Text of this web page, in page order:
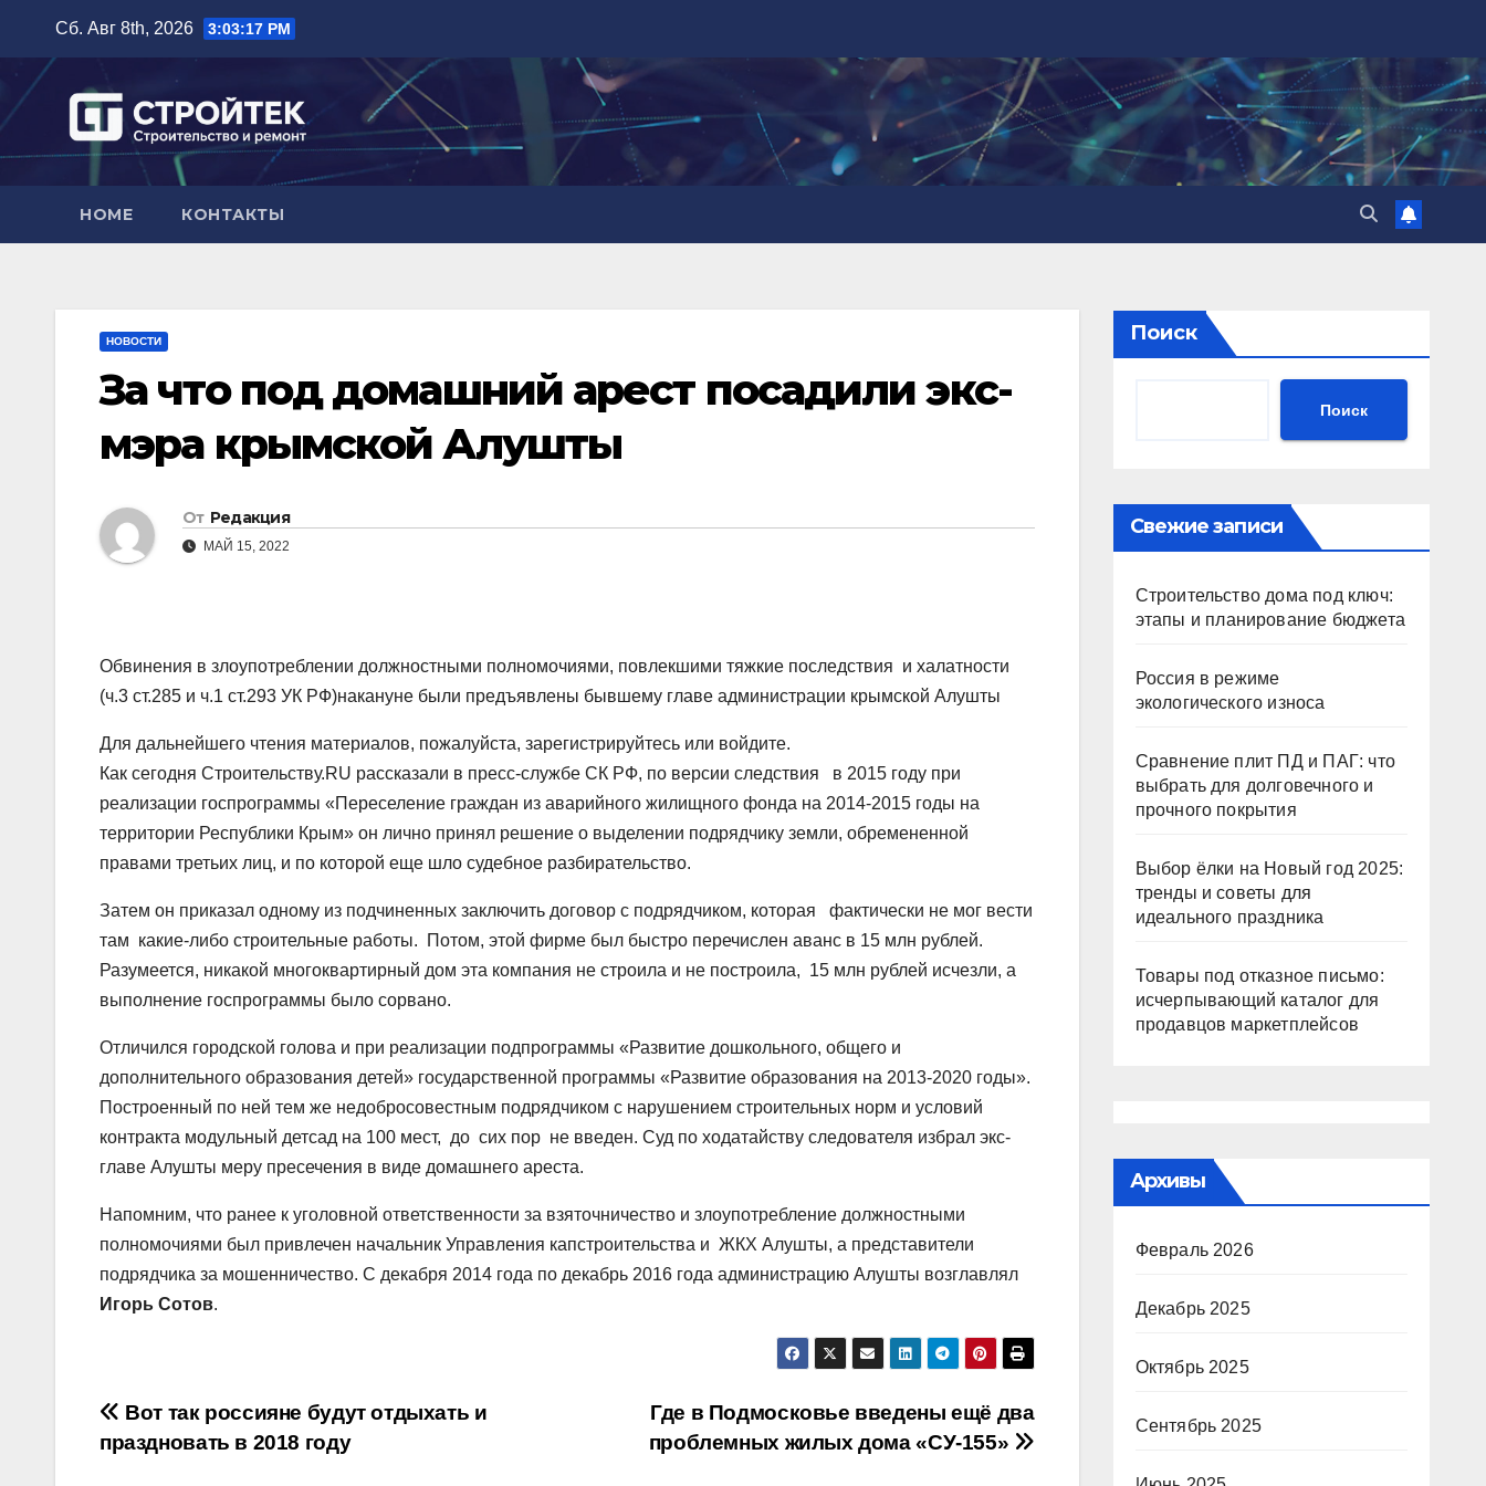
содержимому
Сб. Авг 8th, 2026 3:03:18 PM
HOME КОНТАКТЫ
НОВОСТИ
За что под домашний арест посадили экс-
мэра крымской Алушты
От Редакция
МАЙ 15, 2022
Обвинения в злоупотреблении должностными полномочиями, повлекшими тяжкие последствия и халатности
(ч.3 ст.285 и ч.1 ст.293 УК РФ)накануне были предъявлены бывшему главе администрации крымской Алушты
Для дальнейшего чтения материалов, пожалуйста, зарегистрируйтесь или войдите.
Как сегодня Строительству.RU рассказали в пресс-службе СК РФ, по версии следствия в 2015 году при
реализации госпрограммы «Переселение граждан из аварийного жилищного фонда на 2014-2015 годы на
территории Республики Крым» он лично принял решение о выделении подрядчику земли, обремененной
правами третьих лиц, и по которой еще шло судебное разбирательство.
Затем он приказал одному из подчиненных заключить договор с подрядчиком, которая фактически не мог вести
там какие-либо строительные работы. Потом, этой фирме был быстро перечислен аванс в 15 млн рублей.
Разумеется, никакой многоквартирный дом эта компания не строила и не построила, 15 млн рублей исчезли, а
выполнение госпрограммы было сорвано.
Отличился городской голова и при реализации подпрограммы «Развитие дошкольного, общего и
дополнительного образования детей» государственной программы «Развитие образования на 2013-2020 годы».
Построенный по ней тем же недобросовестным подрядчиком с нарушением строительных норм и условий
контракта модульный детсад на 100 мест, до сих пор не введен. Суд по ходатайству следователя избрал экс-
главе Алушты меру пресечения в виде домашнего ареста.
Напомним, что ранее к уголовной ответственности за взяточничество и злоупотребление должностными
полномочиями был привлечен начальник Управления капстроительства и ЖКХ Алушты, а представители
подрядчика за мошенничество. С декабря 2014 года по декабрь 2016 года администрацию Алушты возглавлял
Игорь Сотов.
Навигация
по
Где в Подмосковье введены ещё два
проблемных жилых дома «СУ-155»
Вот так россияне будут отдыхать и
праздновать в 2018 году
Поиск
Поиск
Свежие записи
Строительство дома под ключ:
этапы и планирование бюджета
Россия в режиме
экологического износа
Сравнение плит ПД и ПАГ: что
выбрать для долговечного и
прочного покрытия
Выбор ёлки на Новый год 2025:
тренды и советы для
идеального праздника
Товары под отказное письмо:
исчерпывающий каталог для
продавцов маркетплейсов
Архивы
Февраль 2026
Декабрь 2025
Октябрь 2025
Сентябрь 2025